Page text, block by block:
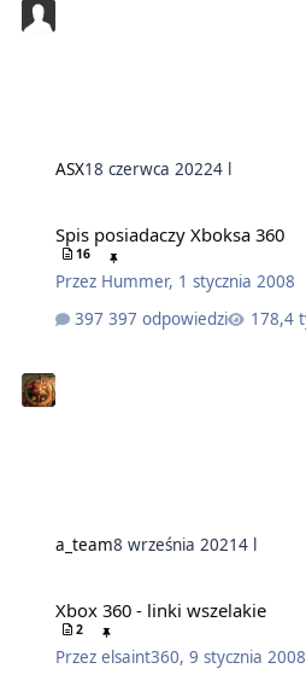
ASX18 czerwca 20224 l
Spis posiadaczy Xboksa 360
16
Przez Hummer, 1 stycznia 2008
397 odpowiedzi
a_team8 września 20214 l
Xbox 360 - linki wszelakie
2
Przez elsaint360, 9 stycznia 2008